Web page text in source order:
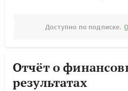
Доступно по подписке.
Отчёт о
результатах